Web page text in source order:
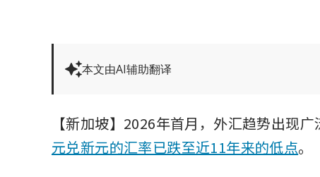
本文由AI辅助翻译
【新加坡】2026年首月，外汇趋势出现
元兑新元的汇率已跌至近11年来的低点。